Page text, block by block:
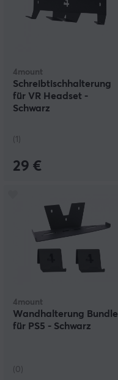
4mount
Schreibtischhalterung
für VR Headset -
Schwarz
(1)
29 €
4mount
Wandhalterung Bundle
für PS5 - Schwarz
(0)